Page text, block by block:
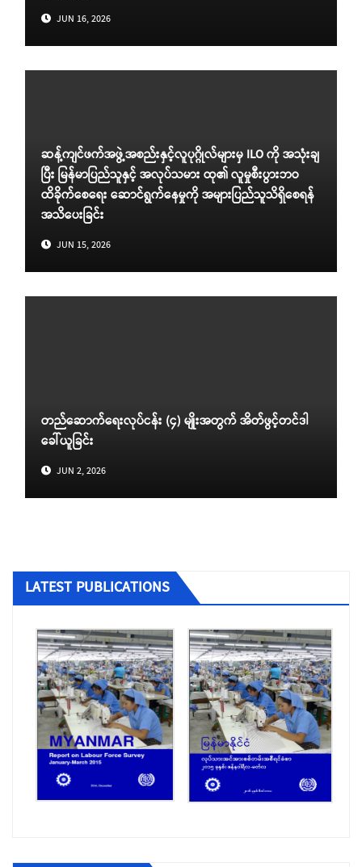
JUN 16, 2026
ဆန့်ကျင်ဖက်အဖွဲ့အစည်းနှင့်လူပုဂ္ဂိုလ်များမှ ILO ကို အသုံးချ
ပြီး မြန်မာပြည်သူနှင့် အလုပ်သမား ထု၏ လူမှုစီးပွားဘဝ
ထိခိုက်စေရေး ဆောင်ရွက်နေမှုကို အများပြည်သူသိရှိစေရန်
အသိပေးခြင်း
JUN 15, 2026
တည်ဆောက်ရေးလုပ်ငန်း (၄) မျိုးအတွက် အိတ်ဖွင့်တင်ဒါ
ခေါ်ယူခြင်း
JUN 2, 2026
LATEST PUBLICATIONS
ကုမ္ပဏီများ
ပြည်ပအလုပ်အကိုင် အကျိုးဆောင် လိုင်စင်ရ
အေဂျင်စီများ
ခုံသမာဓိကောင်စီမှ ဆုံးဖြတ်ခဲ့သည့် အငြင်းပွား
မှုများ
ရွှေ့ပြောင်းအလုပ်သမားဆိုင်ရာ ကိစ္စရပ်များ